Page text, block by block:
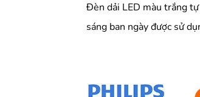
Đèn dải LED màu trắng
sáng ban ngày được sử